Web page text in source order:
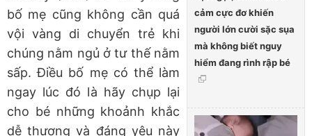
cảm cực đơ khiến
người lớn cười sặc sụa
mà không biết nguy
hiểm đang rình rập bé
bố mẹ cũng không cần quá
vội vàng di chuyển trẻ khi
chúng nằm ngủ ở tư thế nằm
sấp. Điều bố mẹ có thể làm
ngay lúc đó là hãy chụp lại
cho bé những khoảnh khắc
dễ thương và đáng yêu này